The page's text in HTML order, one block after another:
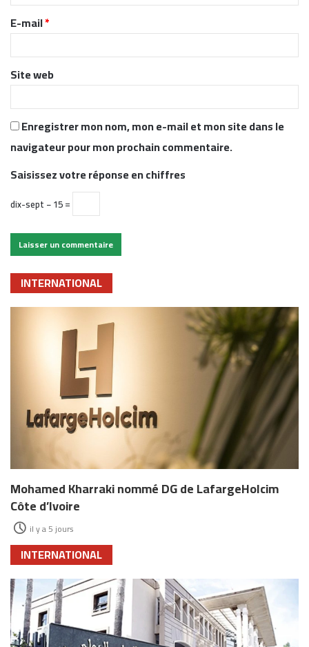
r
e
*
E-mail*
Site web
Enregistrer mon nom, mon e-mail et mon site dans le
navigateur pour mon prochain commentaire.
Saisissez votre réponse en chiffres
dix-sept − 15 =
INTERNATIONAL
Mohamed Kharraki nommé DG de LafargeHolcim
Côte d’Ivoire
il y a 5 jours
INTERNATIONAL